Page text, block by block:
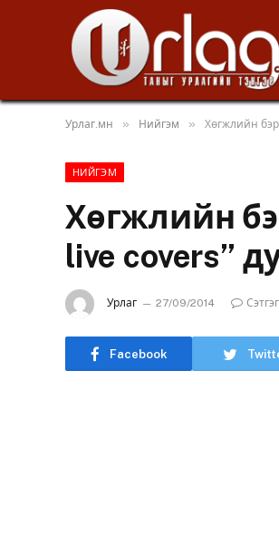
Урлаг.мн » Нийгэм » Хөгжлийн
НИЙГЭМ
Хөгжлийн
live covers”
Урлаг 27/09/2014
Facebook